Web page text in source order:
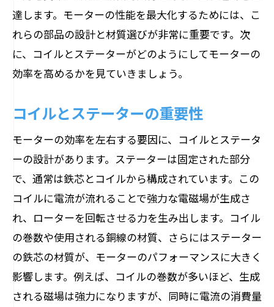
達します。モーターの性能を最大化するためには、こ
れらの部品の設計と材質選びが非常に重要です。次
に、コイルとステーターがどのようにしてモーターの
効率を高めるかを見ていきましょう。
コイルとステーターの重要性
モーターの効率を左右する要因に、コイルとステータ
ーの設計があります。ステーターは固定された部分
で、通常は鉄芯とコイルから構成されています。この
コイルに電流が流れることで強力な電磁場が生成さ
れ、ローターを回転させる力を生み出します。コイル
の巻数や使用される銅線の材質、さらにはステーター
の鉄芯の材質が、モーターのパフォーマンスに大きく
影響します。例えば、コイルの巻数が多いほど、生成
される磁場は強力になりますが、同時に電流の消費量